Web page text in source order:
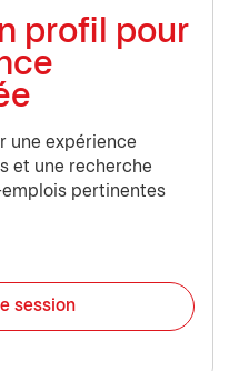
profil pour
une expérience
et une recherche
pertinentes
session